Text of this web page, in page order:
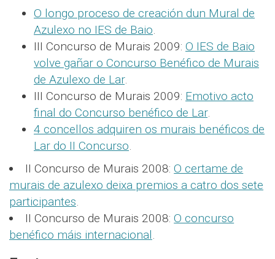
O longo proceso de creación dun Mural de
Azulexo no IES de Baio.
III Concurso de Murais 2009: O IES de Baio
volve gañar o Concurso Benéfico de Murais
de Azulexo de Lar.
III Concurso de Murais 2009: Emotivo acto
final do Concurso benéfico de Lar.
4 concellos adquiren os murais benéficos de
Lar do II Concurso.
II Concurso de Murais 2008:O certame de
murais de azulexo deixa premios a catro dos sete
participantes.
II Concurso de Murais 2008:O concurso
benéfico máis internacional.